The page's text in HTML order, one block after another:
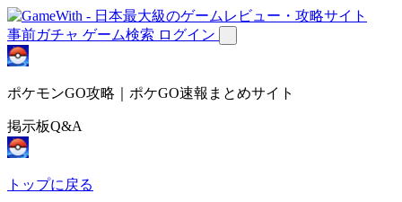
事前ガチャ ゲーム検索 ログイン
ポケモンGO攻略｜ポケGO速報まとめサイト
掲示板Q&A
トップに戻る